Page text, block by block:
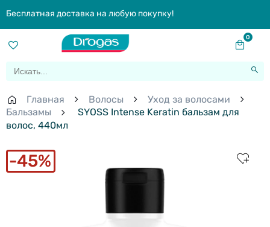
Бесплатная доставка на любую покупку!
0
Главная Волосы
Уход за волосами
Бальзамы
SYOSS Intense Keratin бальзам для
волос, 440мл
45%